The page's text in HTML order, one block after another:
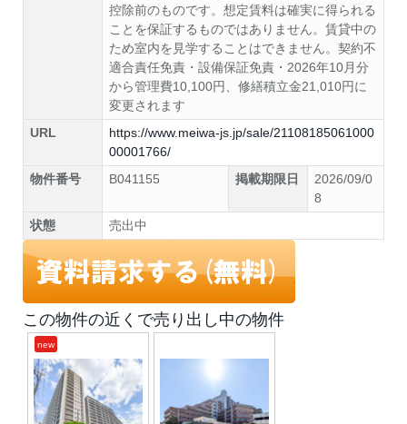
控除前のものです。想定賃料は確実に得られる
ことを保証するものではありません。賃貸中の
ため室内を見学することはできません。契約不
適合責任免責・設備保証免責・2026年10月分
から管理費10,100円、修繕積立金21,010円に
変更されます
URL
https://www.meiwa-js.jp/sale/21108185061000
00001766/
物件番号
B041155 掲載期限日
2026/09/0
8
状態
売出中
この物件の近くで売り出し中の物件
new